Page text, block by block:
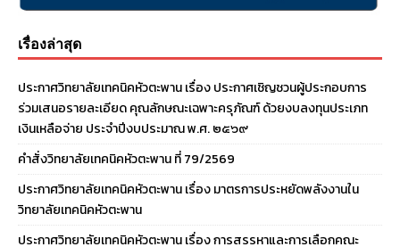
เรื่องล่าสุด
ประกาศวิทยาลัยเทคนิคหัวตะพาน เรื่อง ประกาศเชิญชวนผู้ประกอบการ
ร่วมเสนอรายละเอียด คุณลักษณะเฉพาะครุภัณฑ์ ด้วยงบลงทุนประเภท
เงินเหลือจ่าย ประจําปีงบประมาณ พ.ศ. ๒๕๖๙
คำสั่งวิทยาลัยเทคนิคหัวตะพาน ที่ 79/2569
ประกาศวิทยาลัยเทคนิคหัวตะพาน เรื่อง มาตรการประหยัดพลังงานใน
วิทยาลัยเทคนิคหัวตะพาน
ประกาศวิทยาลัยเทคนิคหัวตะพาน เรื่อง การสรรหาและการเลือกคณะ